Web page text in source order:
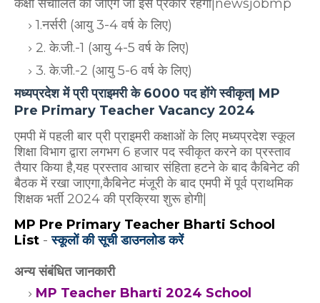
कक्षा संचालित की जाएंगे जो इस प्रकार रहेगी|newsjobmp
1.नर्सरी (आयु 3-4 वर्ष के लिए)
2. के.जी.-1 (आयु 4-5 वर्ष के लिए)
3. के.जी.-2 (आयु 5-6 वर्ष के लिए)
मध्यप्रदेश में प्री प्राइमरी के 6000 पद होंगे स्वीकृत| MP
Pre Primary Teacher Vacancy 2024
एमपी में पहली बार प्री प्राइमरी कक्षाओं के लिए मध्यप्रदेश स्कूल
शिक्षा विभाग द्वारा लगभग 6 हजार पद स्वीकृत करने का प्रस्ताव
तैयार किया है,यह प्रस्ताव आचार संहिता हटने के बाद कैबिनेट की
बैठक में रखा जाएगा,कैबिनेट मंजूरी के बाद एमपी में पूर्व प्राथमिक
शिक्षक भर्ती 2024 की प्रक्रिया शुरू होगी|
MP Pre Primary Teacher Bharti School
List -स्कूलों की सूची डाउनलोड करें
अन्य संबंधित जानकारी
MP Teacher Bharti 2024 School